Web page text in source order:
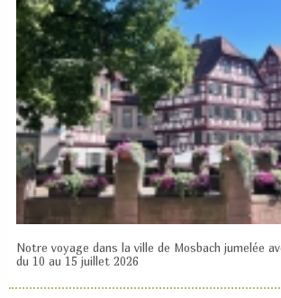
Notre voyage dans la ville de Mosbach jumelée
du 10 au 15 juillet 2026